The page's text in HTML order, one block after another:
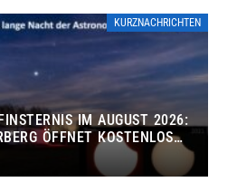
KURZNACHRICHTEN
IM AUGUST 2026:
ÖFFNET KOSTENLOS